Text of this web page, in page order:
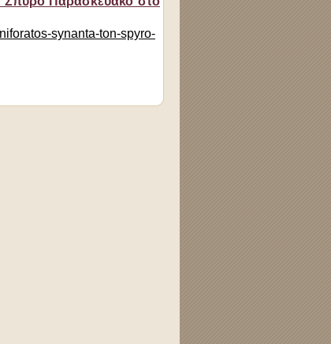
synanta-ton-spyro-